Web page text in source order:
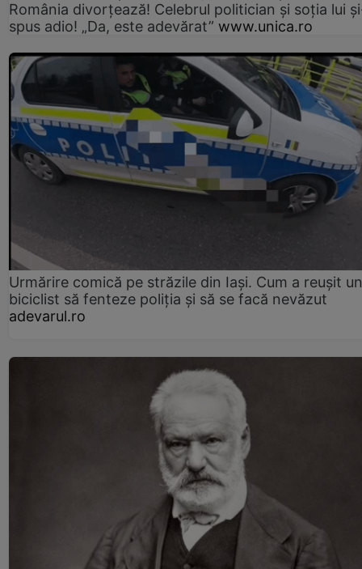
România divorțează! Celebrul politician și soția lui
spus adio! „Da, este adevărat” www.unica.ro
Urmărire comică pe străzile din Iași. Cum a reușit un
biciclist să fenteze poliția și să se facă nevăzut
adevarul.ro